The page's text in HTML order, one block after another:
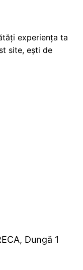
experiența ta
site, ești de
Dungă 1